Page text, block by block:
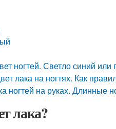
ногтей. Светло синий или
лака на ногтях. Как
ногтей на руках. Длинные
лака?